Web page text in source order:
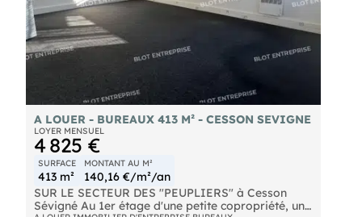
miniers, ou technologiques, auxquels ces biens
sont exposés, sont disponibles sur le site
A LOUER - BUREAUX 413 M² - CESSON SEVIGNE
LOYER MENSUEL
4 825 €
SURFACE
413 m²
MONTANT AU M²
140,16 €/m²/an
SUR LE SECTEUR DES "PEUPLIERS" à Cesson
Sévigné Au 1er étage d'une petite copropriété, une